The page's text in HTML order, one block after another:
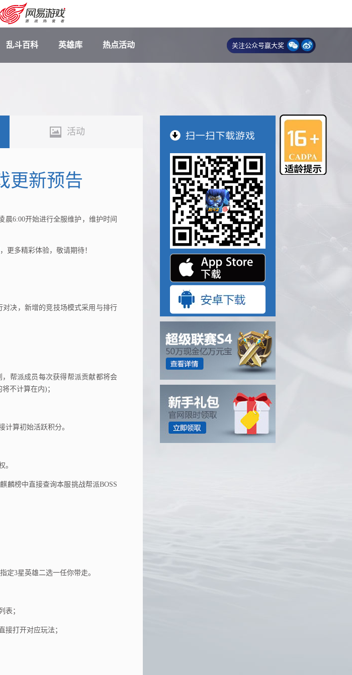
乱斗百科 英雄库 热点活动 关注公众号赢大奖
活动
更新预告
6:00开始进行全服维护，维护时间
，更多精彩体验，敬请期待！
决，新增的竞技场模式采用与排行
帮派成员每次获得帮派贡献都将会
不计算在内)；
算初始活跃积分。
。
榜中直接查询本服挑战帮派BOSS
3星英雄二选一任你带走。
表；
打开对应玩法；